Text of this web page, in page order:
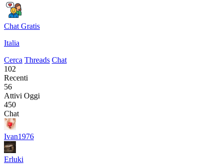
Chat Gratis
Italia
Cerca Threads Chat
102
Recenti
56
Attivi Oggi
450
Chat
Ivan1976
Erluki